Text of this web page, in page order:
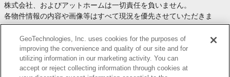
株式会社、およびアットホームは一切責任を負いません。
各物件情報の内容や画像等はすべて現況を優先させていただきま
す。
お取引等（お取引の準備、資金調達等を含みます）の際には、内容
や契約条件等について、 各情報提供元より十分な説明を受け、ご自
身でご確認の上、判断してください。
このコーナーへの物件情報のご掲載、その他不動産業務ソリューシ
GeoTechnologies, Inc. uses cookies for the purposes of
improving the convenience and quality of our site and for
utilizing information in our marketing activity. You can
accept or reject collecting information through cookies at